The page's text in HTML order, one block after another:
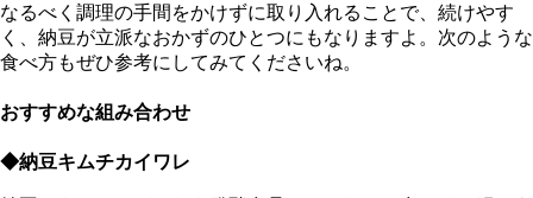
なるべく調理の手間をかけずに取り入れることで、続けやす
く、納豆が立派なおかずのひとつにもなりますよ。次のような
食べ方もぜひ参考にしてみてくださいね。
おすすめな組み合わせ
◆納豆キムチカイワレ